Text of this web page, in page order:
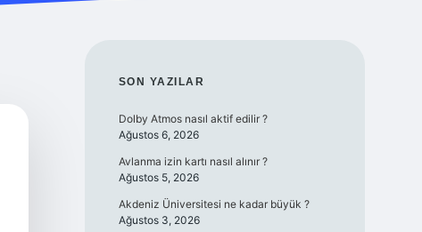
SIDEBAR
SON YAZILAR
Dolby Atmos nasıl aktif edilir ?
Ağustos 6, 2026
Avlanma izin kartı nasıl alınır ?
Ağustos 5, 2026
Akdeniz Üniversitesi ne kadar büyük ?
Ağustos 3, 2026